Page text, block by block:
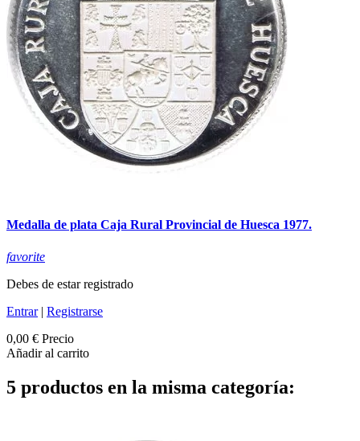
Medalla de plata Caja Rural Provincial de Huesca 1977.
favorite
Debes de estar registrado
Entrar| Registrarse
0,00 € Precio
Añadir al carrito
5 productos en la misma categoría: